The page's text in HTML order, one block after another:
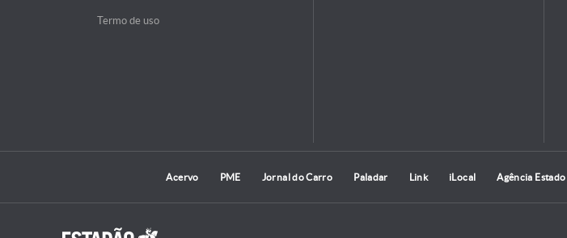
Termo de uso
Acervo PME Jornal do Carro Paladar Link iLocal Agência Estado